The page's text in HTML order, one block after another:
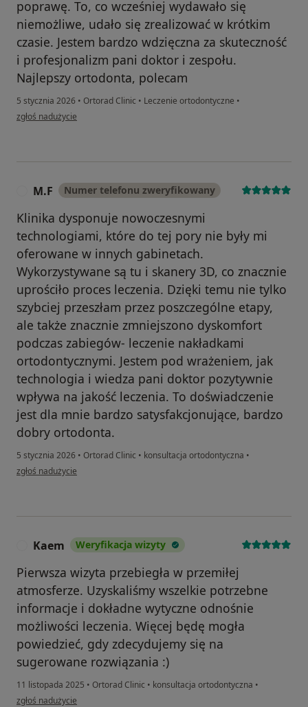
poprawę. To, co wcześniej wydawało się
niemożliwe, udało się zrealizować w krótkim
czasie. Jestem bardzo wdzięczna za skuteczność
i profesjonalizm pani doktor i zespołu.
Najlepszy ortodonta, polecam
5 stycznia 2026 • Ortorad Clinic • Leczenie ortodontyczne •
w opinii użytkownika Agnieszka
zgłoś nadużycie
M.F Numer telefonu zweryfikowany
Klinika dysponuje nowoczesnymi
technologiami, które do tej pory nie były mi
oferowane w innych gabinetach.
Wykorzystywane są tu i skanery 3D, co znacznie
uprościło proces leczenia. Dzięki temu nie tylko
szybciej przeszłam przez poszczególne etapy,
ale także znacznie zmniejszono dyskomfort
podczas zabiegów- leczenie nakładkami
ortodontycznymi. Jestem pod wrażeniem, jak
technologia i wiedza pani doktor pozytywnie
wpływa na jakość leczenia. To doświadczenie
jest dla mnie bardzo satysfakcjonujące, bardzo
dobry ortodonta.
5 stycznia 2026 • Ortorad Clinic • konsultacja ortodontyczna •
w opinii użytkownika M.F
zgłoś nadużycie
Kaem Weryfikacja wizyty
Pierwsza wizyta przebiegła w przemiłej
atmosferze. Uzyskaliśmy wszelkie potrzebne
informacje i dokładne wytyczne odnośnie
możliwości leczenia. Więcej będę mogła
powiedzieć, gdy zdecydujemy się na
sugerowane rozwiązania :)
11 listopada 2025 • Ortorad Clinic • konsultacja ortodontyczna •
w opinii użytkownika Kaem
zgłoś nadużycie